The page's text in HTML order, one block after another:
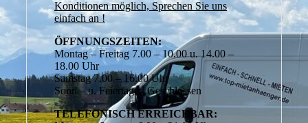
Konditionen möglich, Sprechen Sie uns
einfach an !
ÖFFNUNGSZEITEN:
Montag – Freitag 7.00 – 10.00 u. 14.00 –
18.00 Uhr
Samstag 7.00 – 16.00 Uhr
Sonn – u. Feiertage: Geschlossen
TELEFONISCH ERREICHBAR: